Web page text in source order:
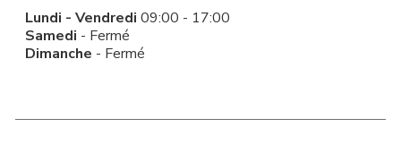
Lundi - Vendredi 09:00 - 17:00
Samedi - Fermé
Dimanche - Fermé